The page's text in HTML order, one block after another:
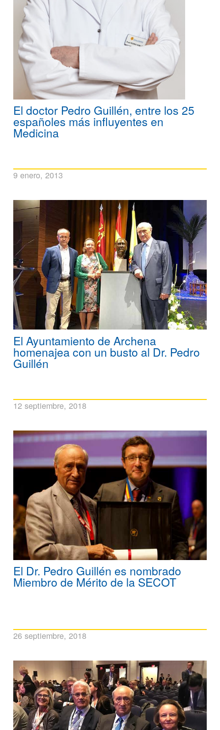
El doctor Pedro Guillén, entre los 25
españoles más influyentes en
Medicina
9 enero, 2013
El Ayuntamiento de Archena
homenajea con un busto al Dr. Pedro
Guillén
12 septiembre, 2018
El Dr. Pedro Guillén es nombrado
Miembro de Mérito de la SECOT
26 septiembre, 2018